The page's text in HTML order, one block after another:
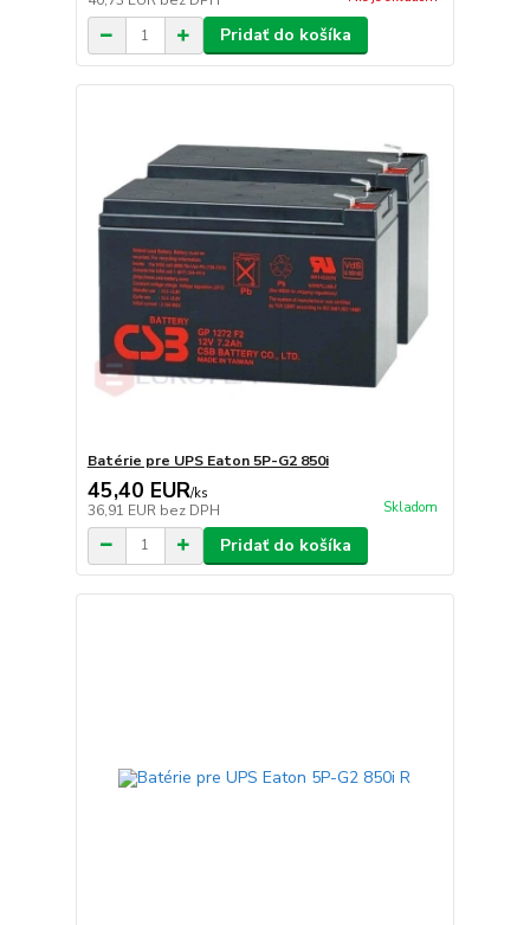
Pridať do košíka
Batérie pre UPS Eaton 5P-G2 850i
45,40 EUR/ks
36,91 EUR bez DPH Skladom
Pridať do košíka